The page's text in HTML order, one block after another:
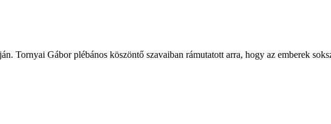
Tornyai Gábor plébános köszöntő szavaiban rámutatott arra, hogy az emberek